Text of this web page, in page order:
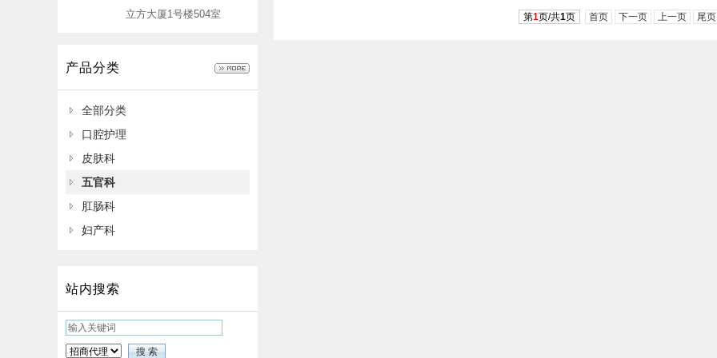
立方大厦1号楼504室
产品分类
全部分类
口腔护理
皮肤科
五官科
肛肠科
妇产科
站内搜索
第1页/共1页 首页 下一页 上一页 尾